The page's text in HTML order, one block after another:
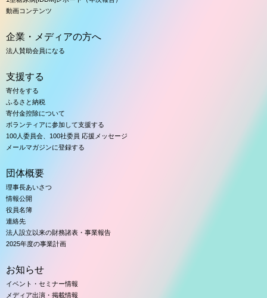
動画コンテンツ
企業・メディアの方へ
法人賛助会員になる
支援する
寄付をする
ふるさと納税
寄付金控除について
ボランティアに参加して支援する
100人委員会、100社委員 応援メッセージ
メールマガジンに登録する
団体概要
理事長あいさつ
情報公開
役員名簿
連絡先
法人設立以来の財務諸表・事業報告
2025年度の事業計画
お知らせ
イベント・セミナー情報
メディア出演・掲載情報